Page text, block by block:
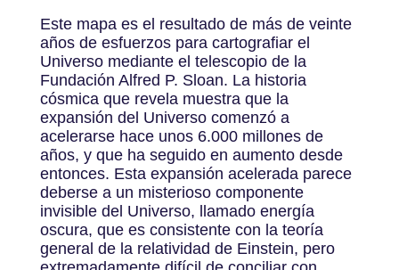
Este mapa es el resultado de más de veinte
años de esfuerzos para cartografiar el
Universo mediante el telescopio de la
Fundación Alfred P. Sloan. La historia
cósmica que revela muestra que la
expansión del Universo comenzó a
acelerarse hace unos 6.000 millones de
años, y que ha seguido en aumento desde
entonces. Esta expansión acelerada parece
deberse a un misterioso componente
invisible del Universo, llamado energía
oscura, que es consistente con la teoría
general de la relatividad de Einstein, pero